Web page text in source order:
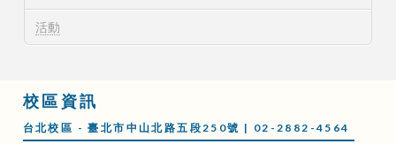
活動
校區資訊
台北校區 - 臺北市中山北路五段250號 | 02-2882-4564